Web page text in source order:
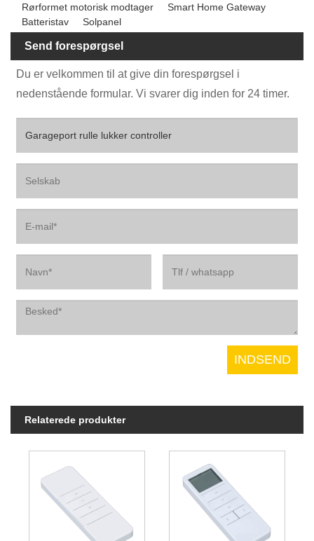
Rørformet motorisk modtager
Smart Home Gateway
Batteristav
Solpanel
Send forespørgsel
Du er velkommen til at give din forespørgsel i
nedenstående formular. Vi svarer dig inden for 24 timer.
Relaterede produkter